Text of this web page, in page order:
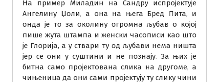
На пример Миладин на Сандру испројектује
Ангелину Џоли, а она на њега Бред Пита, и
онда је то за околину огромна љубав о којој
пише жута штампа и женски часописи као што
је Глорија, а у ствари ту од љубави нема ништа
јер се они у суштини и не познају. За њих је
битна само пројектована слика на другоме, а
чињеница да они сами пројектују ту слику чини